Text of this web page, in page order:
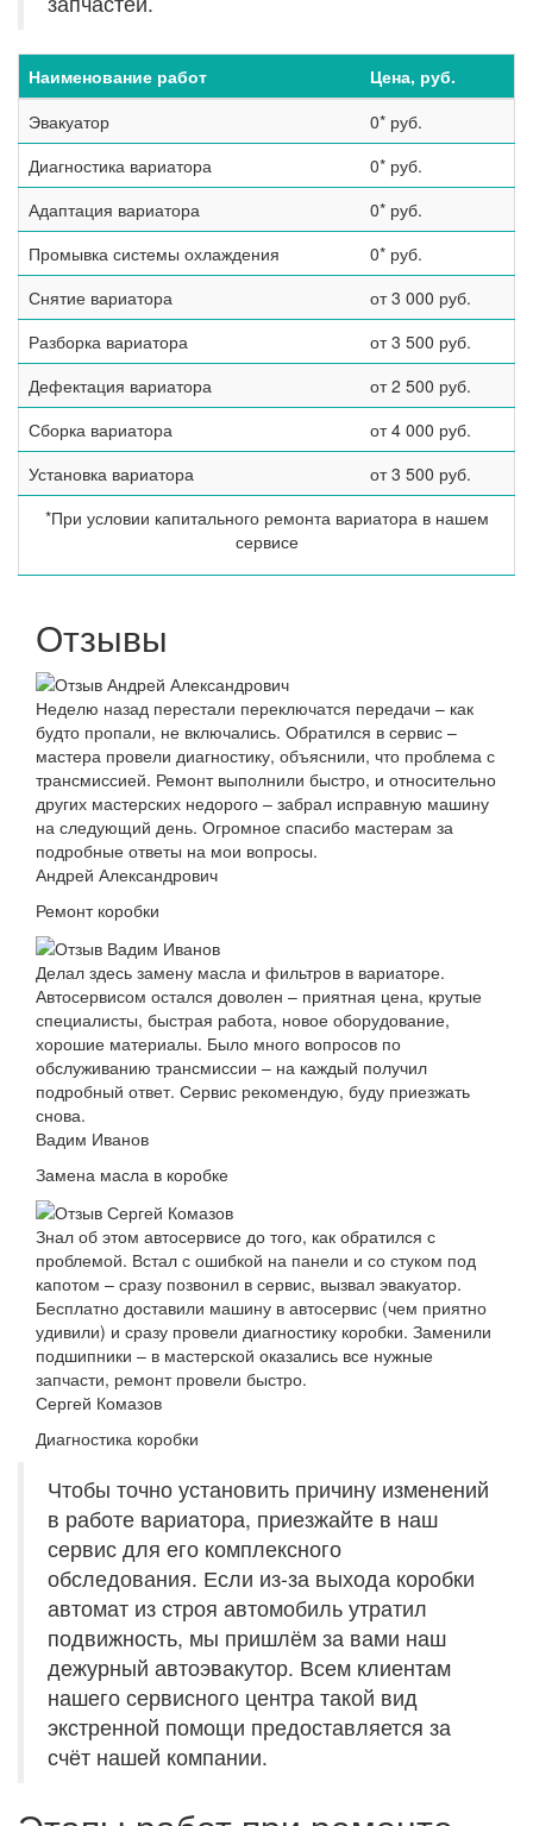
Наименование работ
Цена, руб.
Эвакуатор
0* руб.
Диагностика вариатора
0* руб.
Адаптация вариатора
0* руб.
Промывка системы охлаждения
0* руб.
Снятие вариатора
от 3 000 руб.
Разборка вариатора
от 3 500 руб.
Дефектация вариатора
от 2 500 руб.
Сборка вариатора
от 4 000 руб.
Установка вариатора
от 3 500 руб.
*При условии капитального ремонта вариатора в нашем
сервисе
Отзывы
Неделю назад перестали переключатся передачи – как
будто пропали, не включались. Обратился в сервис –
мастера провели диагностику, объяснили, что проблема с
трансмиссией. Ремонт выполнили быстро, и относительно
других мастерских недорого – забрал исправную машину
на следующий день. Огромное спасибо мастерам за
подробные ответы на мои вопросы.
Андрей Александрович
Ремонт коробки
Делал здесь замену масла и фильтров в вариаторе.
Автосервисом остался доволен – приятная цена, крутые
специалисты, быстрая работа, новое оборудование,
хорошие материалы. Было много вопросов по
обслуживанию трансмиссии – на каждый получил
подробный ответ. Сервис рекомендую, буду приезжать
снова.
Вадим Иванов
Замена масла в коробке
Знал об этом автосервисе до того, как обратился с
проблемой. Встал с ошибкой на панели и со стуком под
капотом – сразу позвонил в сервис, вызвал эвакуатор.
Бесплатно доставили машину в автосервис (чем приятно
удивили) и сразу провели диагностику коробки. Заменили
подшипники – в мастерской оказались все нужные
запчасти, ремонт провели быстро.
Сергей Комазов
Диагностика коробки
Чтобы точно установить причину изменений
в работе вариатора, приезжайте в наш
сервис для его комплексного
обследования. Если из-за выхода коробки
автомат из строя автомобиль утратил
подвижность, мы пришлём за вами наш
дежурный автоэвакутор. Всем клиентам
нашего сервисного центра такой вид
экстренной помощи предоставляется за
счёт нашей компании.